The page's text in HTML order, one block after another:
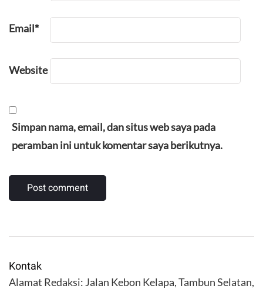
Email*
Website
Simpan nama, email, dan situs web saya pada
peramban ini untuk komentar saya berikutnya.
Kontak
Alamat Redaksi: Jalan Kebon Kelapa, Tambun Selatan,